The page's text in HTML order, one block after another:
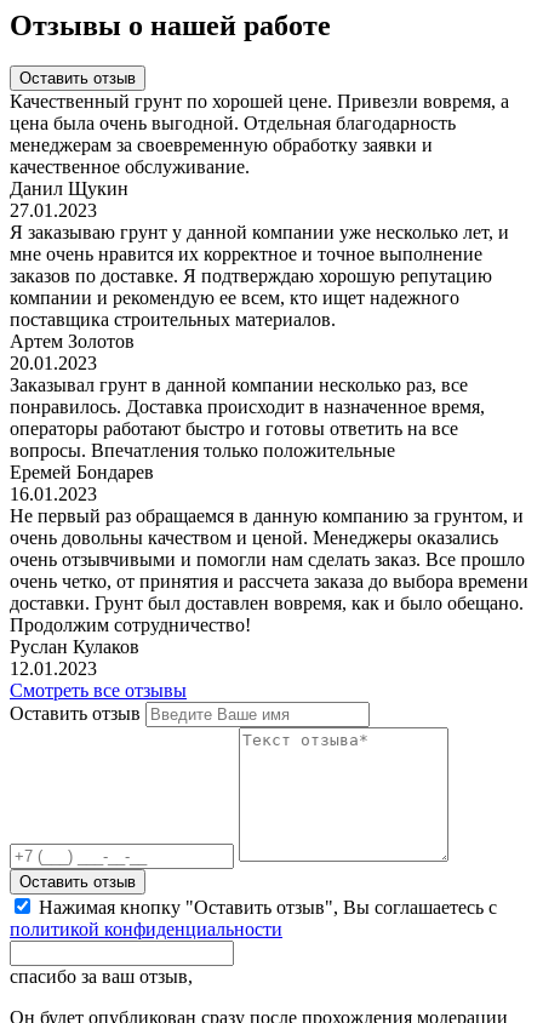
Отзывы о нашей работе
Оставить отзыв
Качественный грунт по хорошей цене. Привезли вовремя, а
цена была очень выгодной. Отдельная благодарность
менеджерам за своевременную обработку заявки и
качественное обслуживание.
Данил Щукин
27.01.2023
Я заказываю грунт у данной компании уже несколько лет, и
мне очень нравится их корректное и точное выполнение
заказов по доставке. Я подтверждаю хорошую репутацию
компании и рекомендую ее всем, кто ищет надежного
поставщика строительных материалов.
Артем Золотов
20.01.2023
Заказывал грунт в данной компании несколько раз, все
понравилось. Доставка происходит в назначенное время,
операторы работают быстро и готовы ответить на все
вопросы. Впечатления только положительные
Еремей Бондарев
16.01.2023
Не первый раз обращаемся в данную компанию за грунтом, и
очень довольны качеством и ценой. Менеджеры оказались
очень отзывчивыми и помогли нам сделать заказ. Все прошло
очень четко, от принятия и рассчета заказа до выбора времени
доставки. Грунт был доставлен вовремя, как и было обещано.
Продолжим сотрудничество!
Руслан Кулаков
12.01.2023
Смотреть все отзывы
Оставить отзыв
Оставить отзыв
Нажимая кнопку "Оставить отзыв", Вы соглашаетесь с
политикой конфиденциальности
спасибо за ваш отзыв,
Он будет опубликован сразу после прохождения модерации